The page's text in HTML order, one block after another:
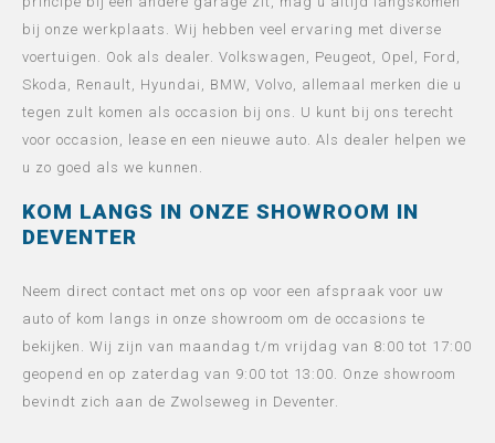
bij onze werkplaats. Wij hebben veel ervaring met diverse
voertuigen. Ook als dealer. Volkswagen, Peugeot, Opel, Ford,
Skoda, Renault, Hyundai, BMW, Volvo, allemaal merken die u
tegen zult komen als occasion bij ons. U kunt bij ons terecht
voor occasion, lease en een nieuwe auto. Als dealer helpen we
u zo goed als we kunnen.
KOM LANGS IN ONZE SHOWROOM IN
DEVENTER
Neem direct contact met ons op voor een afspraak voor uw
auto of kom langs in onze showroom om de occasions te
bekijken. Wij zijn van maandag t/m vrijdag van 8:00 tot 17:00
geopend en op zaterdag van 9:00 tot 13:00. Onze showroom
bevindt zich aan de Zwolseweg in Deventer.